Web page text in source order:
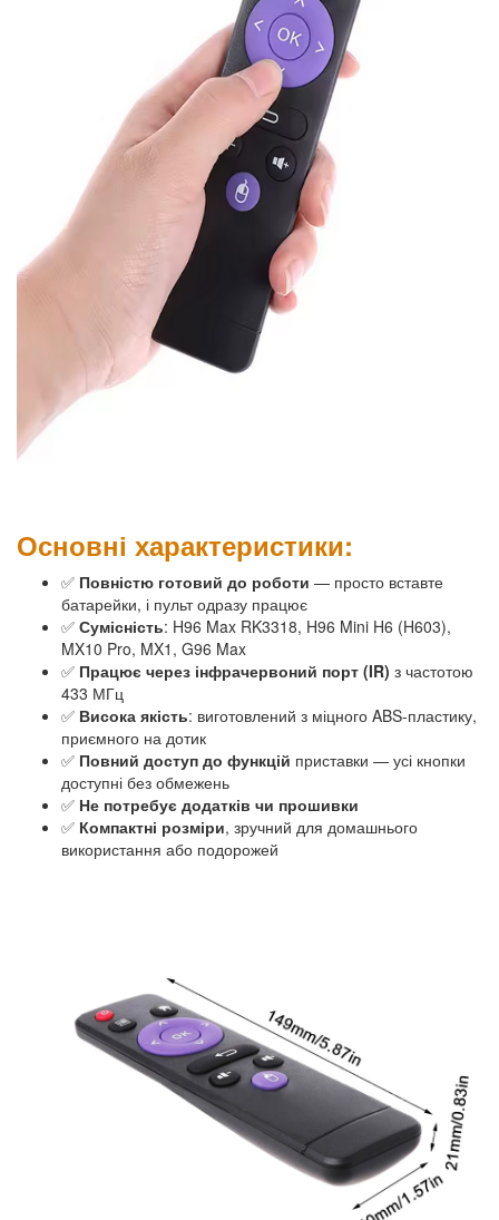
Основні характеристики:
✅ Повністю готовий до роботи — просто вставте
батарейки, і пульт одразу працює
✅ Сумісність: H96 Max RK3318, H96 Mini H6 (H603),
MX10 Pro, MX1, G96 Max
✅ Працює через інфрачервоний порт (IR) з частотою
433 МГц
✅ Висока якість: виготовлений з міцного ABS-пластику,
приємного на дотик
✅ Повний доступ до функцій приставки — усі кнопки
доступні без обмежень
✅ Не потребує додатків чи прошивки
✅ Компактні розміри, зручний для домашнього
використання або подорожей